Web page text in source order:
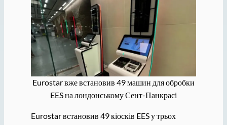
Eurostar вже встановив 49 машин для обробки
EES на лондонському Сент-Панкрасі
Eurostar встановив 49 кіосків EES у трьох